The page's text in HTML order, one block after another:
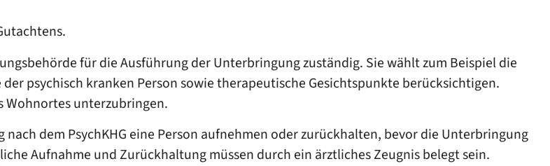
für die Ausführung der Unterbringung zuständig. Sie wählt zum Beispiel die
psychisch kranken Person sowie therapeutische Gesichtspunkte berücksichtigen.
Wohnortes unterzubringen.
dem PsychKHG eine Person aufnehmen oder zurückhalten, bevor die Unterbringung
Aufnahme und Zurückhaltung müssen durch ein ärztliches Zeugnis belegt sein.